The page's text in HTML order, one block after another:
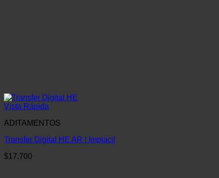
Vista Rápida
ADITAMENTOS
Transfer Digital HE AR | Implacil
$17.700